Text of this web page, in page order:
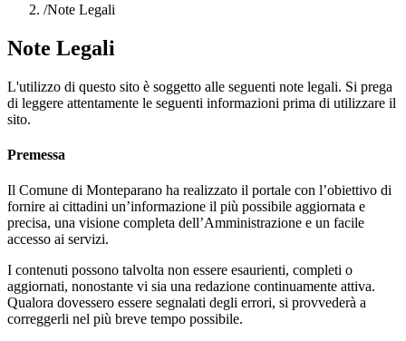
/Note Legali
Note Legali
L'utilizzo di questo sito è soggetto alle seguenti note legali. Si prega
di leggere attentamente le seguenti informazioni prima di utilizzare il
sito.
Premessa
Il Comune di Monteparano ha realizzato il portale con l’obiettivo di
fornire ai cittadini un’informazione il più possibile aggiornata e
precisa, una visione completa dell’Amministrazione e un facile
accesso ai servizi.
I contenuti possono talvolta non essere esaurienti, completi o
aggiornati, nonostante vi sia una redazione continuamente attiva.
Qualora dovessero essere segnalati degli errori, si provvederà a
correggerli nel più breve tempo possibile.